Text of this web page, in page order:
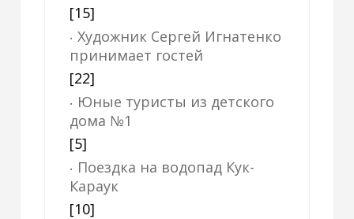
[15]
Художник Сергей Игнатенко
принимает гостей
[22]
Юные туристы из детского
дома №1
[5]
Поездка на водопад Кук-
Караук
[10]